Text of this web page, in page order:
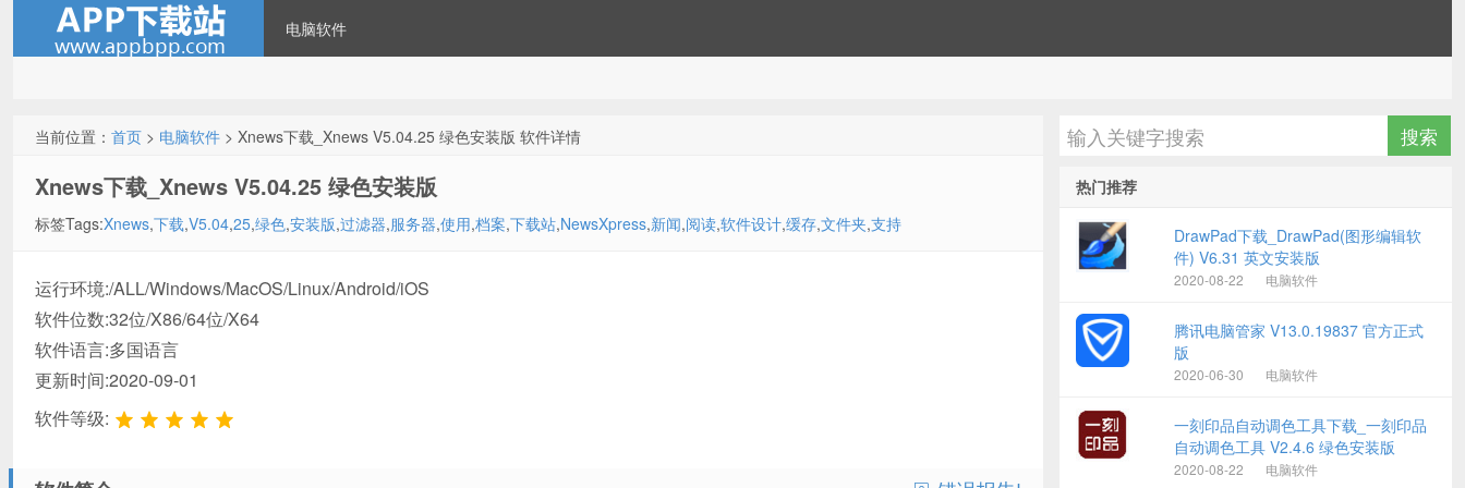
电脑软件
当前位置： 首页 > 电脑软件 > Xnews下载_Xnews V5.04.25 绿色安装版 软件详情
Xnews下载_Xnews V5.04.25 绿色安装版
标签Tags:Xnews,下载,V5.04,25,绿色,安装版,过滤器,服务器,使用,档案,下载站,NewsXpress,新闻,阅读,软件设计,缓存,文件夹,支持
运行环境:/ALL/Windows/MacOS/Linux/Android/iOS
软件位数:32位/X86/64位/X64
软件语言:多国语言
更新时间:2020-09-01
软件等级:
热门推荐
DrawPad下载_DrawPad(图形编辑软
件) V6.31 英文安装版
2020-08-22 电脑软件
腾讯电脑管家 V13.0.19837 官方正式
版
2020-06-30 电脑软件
一刻印品自动调色工具下载_一刻印品
自动调色工具 V2.4.6 绿色安装版
2020-08-22 电脑软件